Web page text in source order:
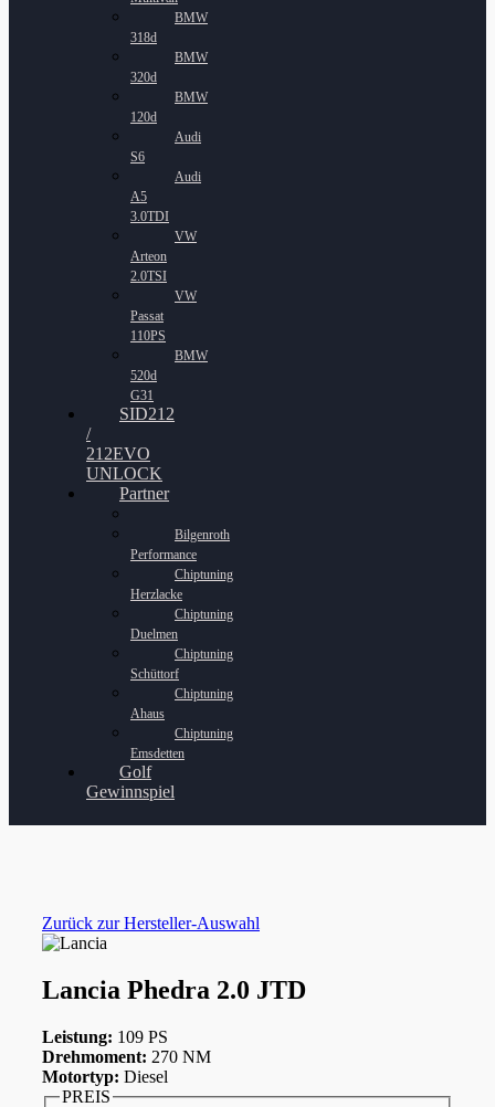
BMW
318d
BMW
320d
BMW
120d
Audi
S6
Audi
A5
3.0TDI
VW
Arteon
2.0TSI
VW
Passat
110PS
BMW
520d
G31
SID212
/
212EVO
UNLOCK
Partner
Bilgenroth
Performance
Chiptuning
Herzlacke
Chiptuning
Duelmen
Chiptuning
Schüttorf
Chiptuning
Ahaus
Chiptuning
Emsdetten
Golf
Gewinnspiel
Zurück zur Hersteller-Auswahl
Lancia Phedra 2.0 JTD
Leistung: 109 PS
Drehmoment: 270 NM
Motortyp: Diesel
PREIS